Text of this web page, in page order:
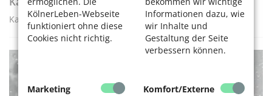
KölnerLeben-Webseite
funktioniert ohne diese
Cookies nicht richtig.
Informationen dazu, wie
wir Inhalte und
Gestaltung der Seite
verbessern können.
Marketing
Komfort/Externe
Kabelfernsehen ist ab 1. Juli 2024 Mietersache!